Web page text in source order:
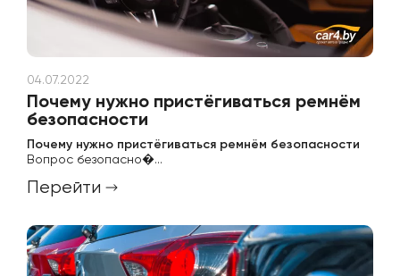
04.07.2022
Почему нужно пристёгиваться ремнём
безопасности
Почему нужно пристёгиваться ремнём безопасности
Вопрос безопасно�...
Перейти